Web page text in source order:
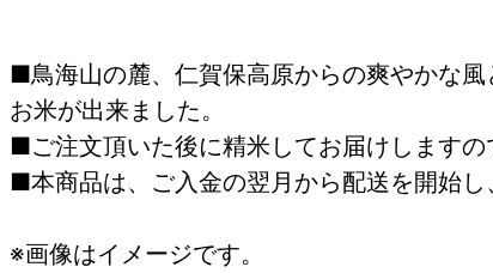
■鳥海山の麓、仁賀保高原からの爽やかな
お米が出来ました。
■ご注文頂いた後に精米してお届けしますの
■本商品は、ご入金の翌月から配送を開始
※画像はイメージです。